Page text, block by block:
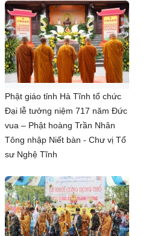
Phật giáo tỉnh Hà Tĩnh tổ chức
Đại lễ tưởng niệm 717 năm Đức
vua – Phật hoàng Trần Nhân
Tông nhập Niết bàn - Chư vị Tổ
sư Nghệ Tĩnh